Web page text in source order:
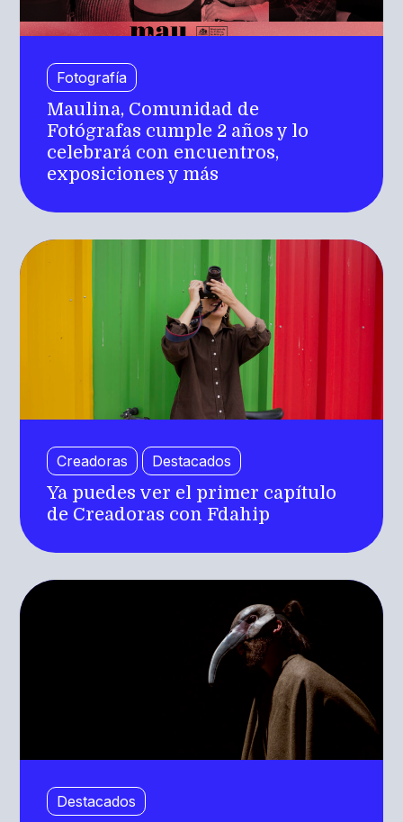
Fotografía
Maulina, Comunidad de
Fotógrafas cumple 2 años y lo
celebrará con encuentros,
exposiciones y más
Creadoras Destacados
Ya puedes ver el primer capítulo
de Creadoras con Fdahip
Destacados